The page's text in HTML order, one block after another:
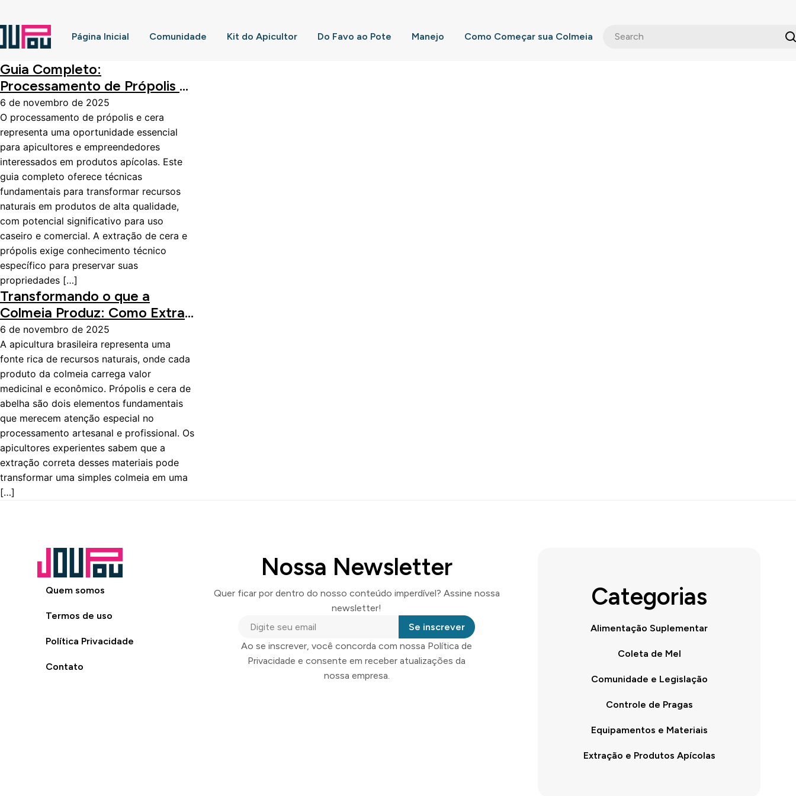
Página Inicial Comunidade Kit do Apicultor Do Favo ao Pote Manejo Como Começar sua Colmeia
Guia Completo:
Processamento de Própolis e
Cera para Uso Caseiro e
Comercial
6 de novembro de 2025
O processamento de própolis e cera
representa uma oportunidade essencial
para apicultores e empreendedores
interessados em produtos apícolas. Este
guia completo oferece técnicas
fundamentais para transformar recursos
naturais em produtos de alta qualidade,
com potencial significativo para uso
caseiro e comercial. A extração de cera e
própolis exige conhecimento técnico
específico para preservar suas
propriedades […]
Transformando o que a
Colmeia Produz: Como Extrair
e Processar Própolis e Cera
Naturalmente
6 de novembro de 2025
A apicultura brasileira representa uma
fonte rica de recursos naturais, onde cada
produto da colmeia carrega valor
medicinal e econômico. Própolis e cera de
abelha são dois elementos fundamentais
que merecem atenção especial no
processamento artesanal e profissional. Os
apicultores experientes sabem que a
extração correta desses materiais pode
transformar uma simples colmeia em uma
[…]
Quem somos
Termos de uso
Política Privacidade
Contato
Nossa Newsletter
Quer ficar por dentro do nosso conteúdo imperdível? Assine nossa
newsletter!
Se inscrever
Ao se inscrever, você concorda com nossa Política de
Privacidade e consente em receber atualizações da
nossa empresa.
Categorias
Alimentação Suplementar
Coleta de Mel
Comunidade e Legislação
Controle de Pragas
Equipamentos e Materiais
Extração e Produtos Apícolas